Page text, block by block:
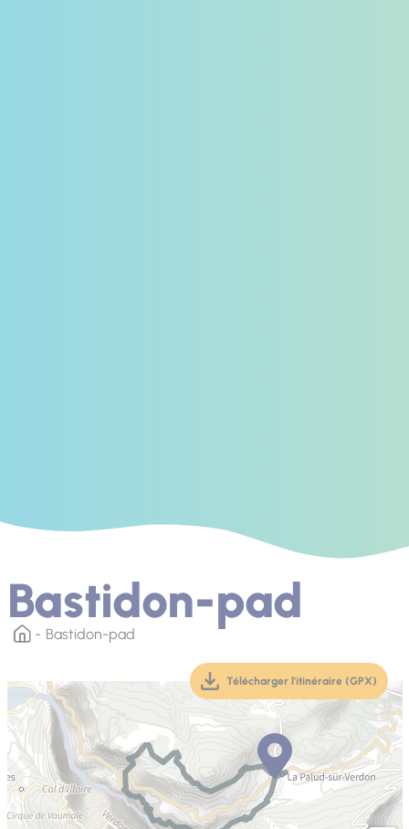
Bastidon-pad
Bastidon-pad
Télécharger l'itinéraire (GPX)
(téléchargement,